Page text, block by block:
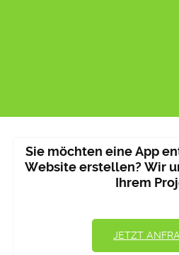
Sie möchten eine App
Website erstellen? Wir
Ihrem
JETZT